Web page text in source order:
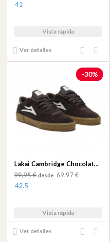
41
Vista rápida
Ver detalles
Añadir
lista
de
Añadir
al
comparador
-30%
Lakai Cambridge Chocolate/Light Blue Uv Suede
99,95 € desde 69,97 €
42.5
Vista rápida
Ver detalles
Añadir
Añadir
al